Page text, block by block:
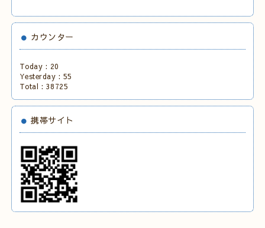
カウンター
Today : 20
Yesterday : 55
Total : 38725
携帯サイト